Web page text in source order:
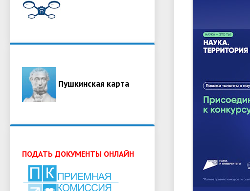
Пушкинская карта
ПОДАТЬ ДОКУМЕНТЫ ОНЛАЙН